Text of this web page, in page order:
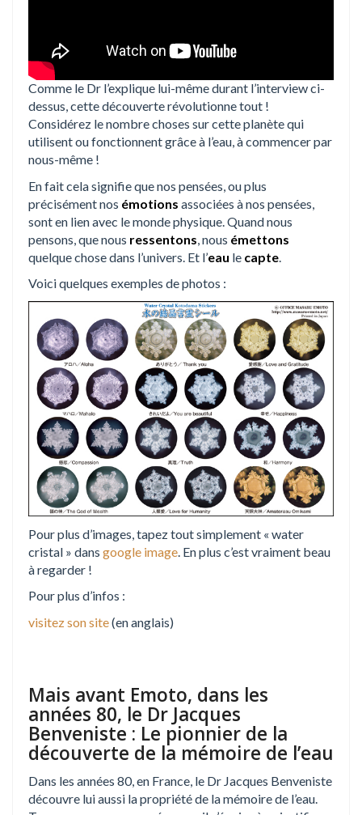
Comme le Dr l’explique lui-même durant l’interview ci-
dessus, cette découverte révolutionne tout !
Considérez le nombre choses sur cette planète qui
utilisent ou fonctionnent grâce à l’eau, à commencer par
nous-même !
En fait cela signifie que nos pensées, ou plus
précisément nos émotions associées à nos pensées,
sont en lien avec le monde physique. Quand nous
pensons, que nous ressentons, nous émettons
quelque chose dans l’univers. Et l’eau le capte.
Voici quelques exemples de photos :
Pour plus d’images, tapez tout simplement « water
cristal » dans google image. En plus c’est vraiment beau
à regarder !
Pour plus d’infos :
visitez son site(en anglais)
Mais avant Emoto, dans les
années 80, le Dr Jacques
Benveniste : Le pionnier de la
découverte de la mémoire de l’eau
Dans les années 80, en France, le Dr Jacques Benveniste
découvre lui aussi la propriété de la mémoire de l’eau.